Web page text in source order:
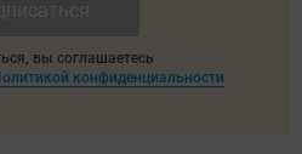
вы соглашаетесь
конфиденциальности